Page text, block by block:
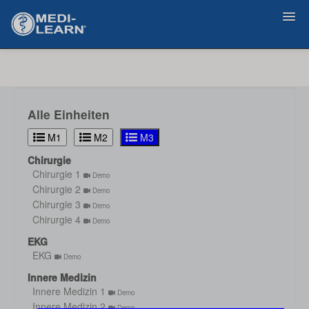
Alle Einheiten
M1 M2
M3
Chirurgie
Chirurgie 1
Demo
Chirurgie 2 Demo
Chirurgie 3 Demo
Chirurgie 4 Demo
EKG
EKG
Demo
Innere Medizin
Innere Medizin 1
Demo
Innere Medizin 2